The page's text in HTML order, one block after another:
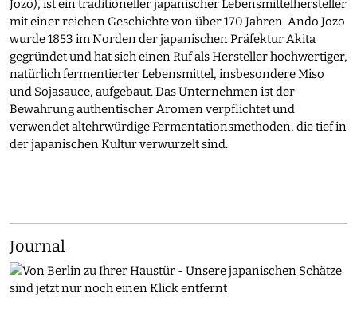
Jozo), ist ein traditioneller japanischer Lebensmittelhersteller
mit einer reichen Geschichte von über 170 Jahren. Ando Jozo
wurde 1853 im Norden der japanischen Präfektur Akita
gegründet und hat sich einen Ruf als Hersteller hochwertiger,
natürlich fermentierter Lebensmittel, insbesondere Miso
und Sojasauce, aufgebaut. Das Unternehmen ist der
Bewahrung authentischer Aromen verpflichtet und
verwendet altehrwürdige Fermentationsmethoden, die tief in
der japanischen Kultur verwurzelt sind.
Journal